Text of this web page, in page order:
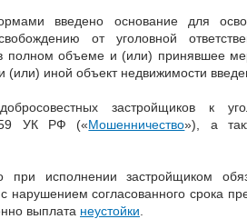
введено основание для
от уголовной
полном объеме и (или) принявшее
(или) иной объект недвижимости
застройщиков к
УК РФ («Мошенничество»), а
при исполнении застройщиком
нарушением согласованного срока
выплата неустойки